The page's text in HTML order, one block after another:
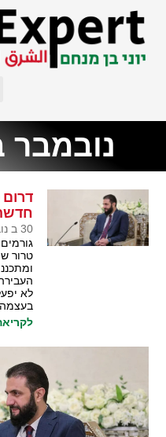
נובמבר ב30,
30 ב נובמבר 2025
טרור
לא
בעצמה